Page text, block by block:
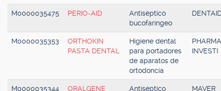
M0000035475 PERIO-AID
Antiséptico
bucofaríngeo
M0000035353
ORTHOKIN
PASTA DENTAL
Higiene dental
para portadores
de aparatos de
ortodoncia
PHARMA
INVESTI
M0000035344 ORALGENE
Antiséptico
MAVER